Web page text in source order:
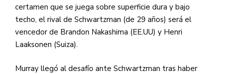
certamen que se juega sobre superficie dura y bajo
techo, el rival de Schwartzman (de 29 años) será el
vencedor de Brandon Nakashima (EE.UU) y Henri
Laaksonen (Suiza).
Murray llegó al desafío ante Schwartzman tras haber